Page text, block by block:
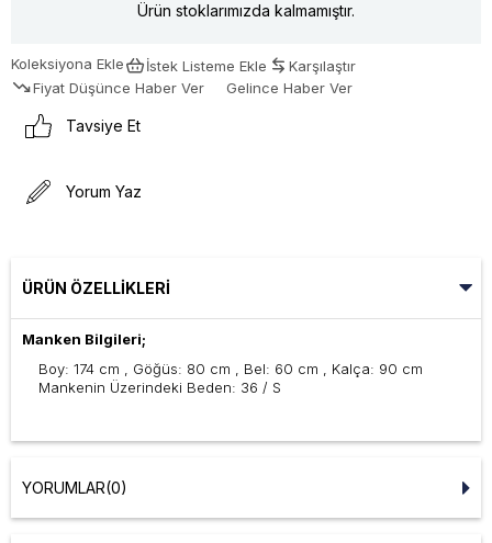
Ürün stoklarımızda kalmamıştır.
Koleksiyona Ekle İstek Listeme Ekle
Karşılaştır
Fiyat Düşünce Haber Ver
Gelince Haber Ver
Tavsiye Et
Yorum Yaz
ÜRÜN ÖZELLIKLERI
Manken Bilgileri;
Boy: 174 cm , Göğüs: 80 cm , Bel: 60 cm , Kalça: 90 cm
Mankenin Üzerindeki Beden: 36 / S
YORUMLAR(0)